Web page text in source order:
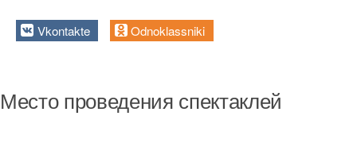
Vkontakte Odnoklassniki
Место проведения спектаклей